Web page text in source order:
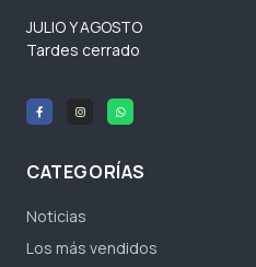
JULIO Y AGOSTO
Tardes cerrado
CATEGORÍAS
Noticias
Los más vendidos